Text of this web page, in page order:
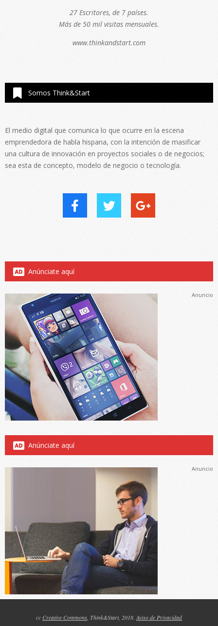
27 Escritores, de 7 países.
Más de 50 mil visitas mensuales.
www.thinkandstart.com
Somos Think&Start
El medio digital que comunica lo que ocurre en la escena
emprendedora de habla hispana, con la intención de masificar
una cultura de innovación en proyectos sociales o de negocios;
sea esta de concepto, modelo de negocio o tecnología.
Anúnciate aquí
Anuncio
Anúnciate aquí
Anuncio
cc Creative Commons, Think&Start, 2018.Aviso de Privacidad